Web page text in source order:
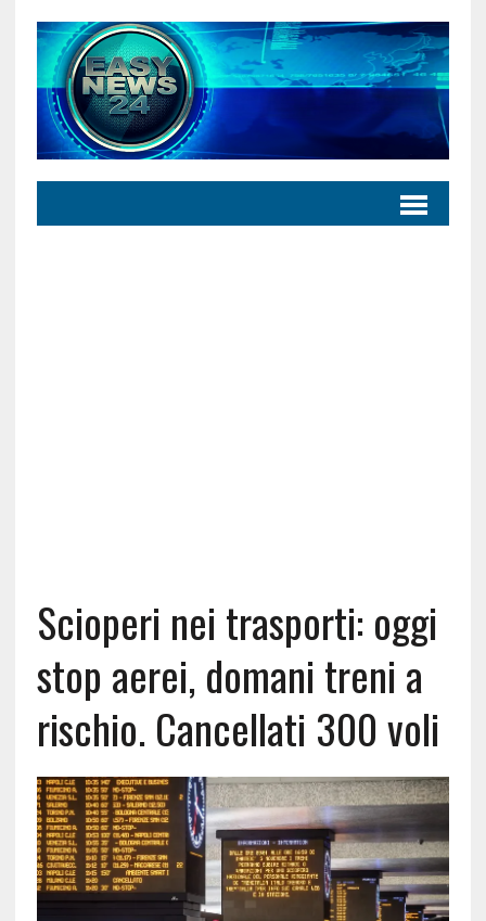
Scioperi nei trasporti: oggi
stop aerei, domani treni a
rischio. Cancellati 300 voli